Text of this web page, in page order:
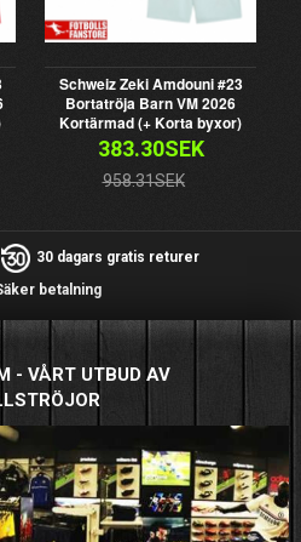
Schweiz Zeki Amdouni #23
Bortatröja Barn VM 2026
Kortärmad (+ Korta byxor)
383.30SEK
958.31SEK
30 dagars gratis returer
betalning
- VÅRT UTBUD AV